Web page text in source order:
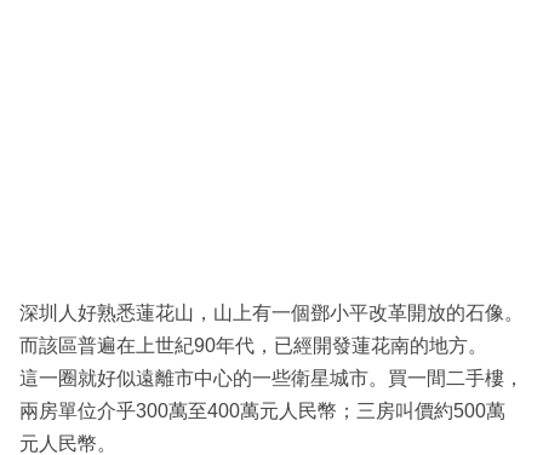
深圳人好熟悉蓮花山，山上有一個鄧小平改革開放的石像。
而該區普遍在上世紀90年代，已經開發蓮花南的地方。
這一圈就好似遠離市中心的一些衛星城市。買一間二手樓，
兩房單位介乎300萬至400萬元人民幣；三房叫價約500萬
元人民幣。